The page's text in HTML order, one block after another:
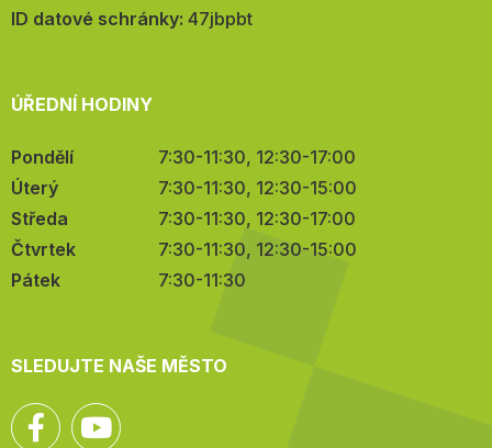
mail:
ID datové schránky: 47jbpbt
ÚŘEDNÍ HODINY
Pondělí
7:30-11:30, 12:30-17:00
Úterý
7:30-11:30, 12:30-15:00
Středa
7:30-11:30, 12:30-17:00
Čtvrtek
7:30-11:30, 12:30-15:00
Pátek
7:30-11:30
SLEDUJTE NAŠE MĚSTO
Facebook